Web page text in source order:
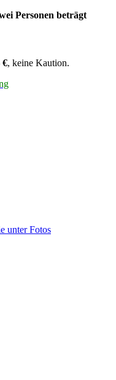
Personen beträgt
€, keine Kaution.
unter Fotos